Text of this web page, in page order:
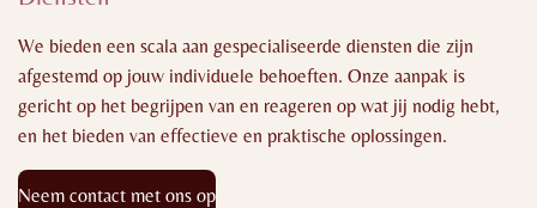
We bieden een scala aan gespecialiseerde diensten die zijn
afgestemd op jouw individuele behoeften. Onze aanpak is
gericht op het begrijpen van en reageren op wat jij nodig hebt,
en het bieden van effectieve en praktische oplossingen.
Neem contact met ons op